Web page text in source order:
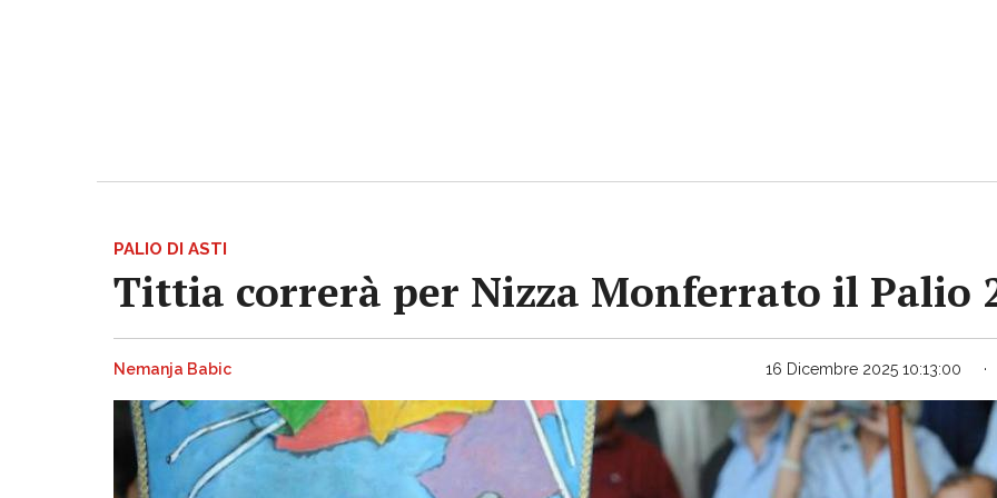
PALIO DI ASTI
Tittia correrà per Nizza Monferrato il Palio
Nemanja Babic 16 Dicembre 2025 10:13:00